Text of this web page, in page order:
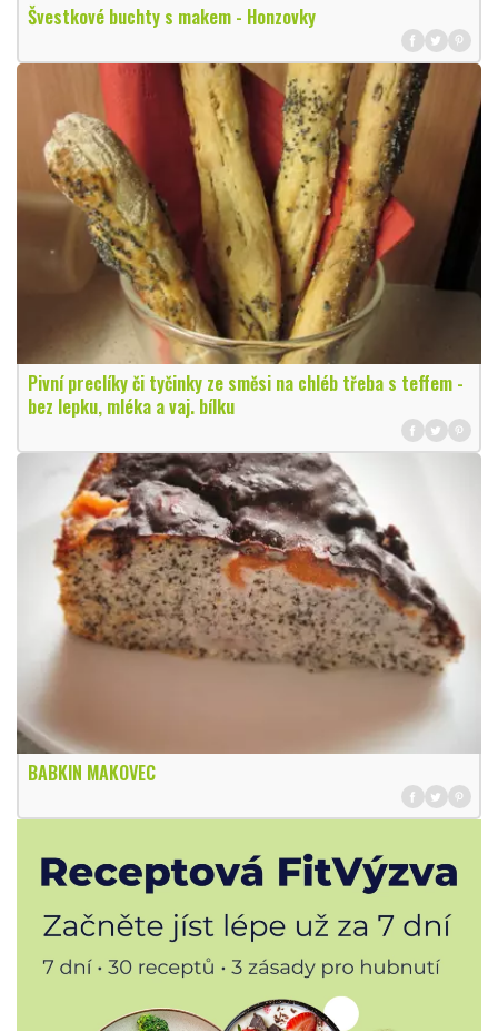
Švestkové buchty s makem - Honzovky
Pivní preclíky či tyčinky ze směsi na chléb třeba s teffem -
bez lepku, mléka a vaj. bílku
BABKIN MAKOVEC